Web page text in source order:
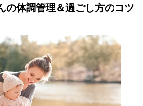
の体調管理＆過ごし方のコツ